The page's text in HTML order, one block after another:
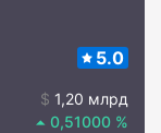
5.0
1,20 млрд
0,51000